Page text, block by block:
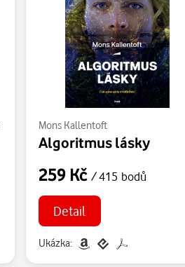
Mons Kallentoft
Algoritmus lásky
259 Kč / 415 bodů
Detail
Ukázka: